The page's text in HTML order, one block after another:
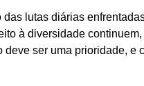
lutas diárias
à diversidade
ser uma prioridade, e